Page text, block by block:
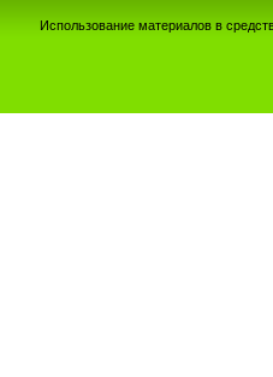
Использование материалов в